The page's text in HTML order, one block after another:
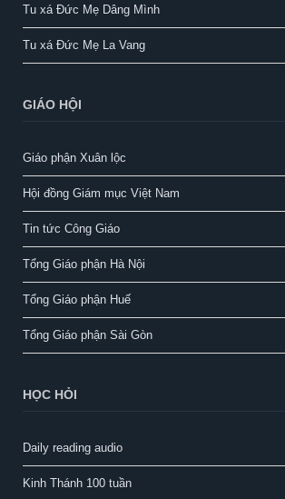
Tu xá Đức Mẹ Dâng Mình
Tu xá Đức Mẹ La Vang
GIÁO HỘI
Giáo phận Xuân lộc
Hội đồng Giám mục Việt Nam
Tin tức Công Giáo
Tổng Giáo phận Hà Nội
Tổng Giáo phận Huế
Tổng Giáo phận Sài Gòn
HỌC HỎI
Daily reading audio
Kinh Thánh 100 tuần